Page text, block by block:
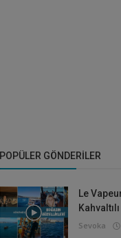
POPÜLER GÖNDERILER
Le
Sevoka